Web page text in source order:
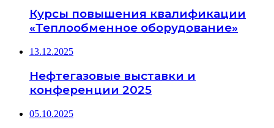
Курсы повышения квалификации
«Теплообменное оборудование»
13.12.2025
Нефтегазовые выставки и
конференции 2025
05.10.2025